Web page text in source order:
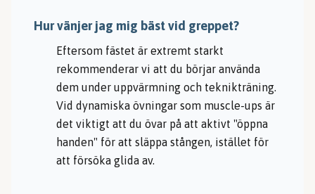
Hur vänjer jag mig bäst vid greppet?
Eftersom fästet är extremt starkt
rekommenderar vi att du börjar använda
dem under uppvärmning och teknikträning.
Vid dynamiska övningar som muscle-ups är
det viktigt att du övar på att aktivt "öppna
handen" för att släppa stången, istället för
att försöka glida av.